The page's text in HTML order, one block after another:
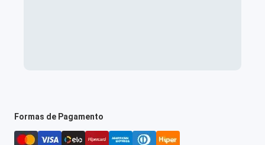
Formas de Pagamento